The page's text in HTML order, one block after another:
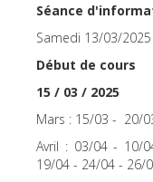
Séance
Samedi 13/03/
Début de cours
15 / 03 / 2025
Mars : 15/03 - 20/
Avril : 03/04 - 10/
19/04 - 24/04 - 26/